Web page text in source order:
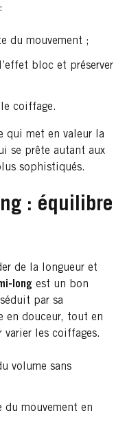
du mouvement ;
bloc et préserver
coiffage.
qui met en valeur la
se prête autant aux
sophistiqués.
: équilibre
de la longueur et
long est un bon
par sa
en douceur, tout en
varier les coiffages.
volume sans
du mouvement en